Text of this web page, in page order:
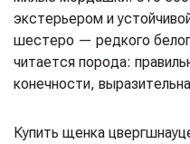
экстерьером и
шестеро — редкого
читается порода:
конечности,
Купить щенка